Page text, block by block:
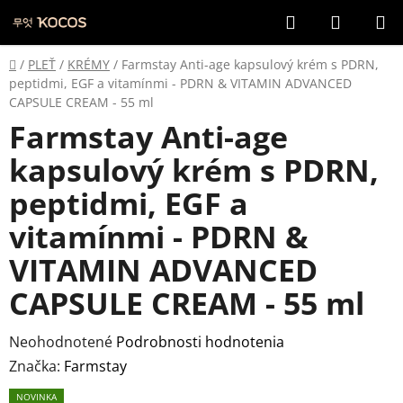
na
obsah
Hľadať
KOŠÍK
Domov
/ PLEŤ / KRÉMY / Farmstay Anti-age kapsulový krém s PDRN,
peptidmi, EGF a vitamínmi - PDRN & VITAMIN ADVANCED
CAPSULE CREAM - 55 ml
Farmstay Anti-age
kapsulový krém s PDRN,
peptidmi, EGF a
vitamínmi - PDRN &
VITAMIN ADVANCED
CAPSULE CREAM - 55 ml
Priemerné
hodnotenie
produktu
Neohodnotené Podrobnosti hodnotenia
Značka: Farmstay
NOVINKA